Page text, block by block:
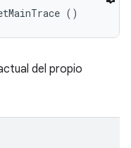
()
del propio